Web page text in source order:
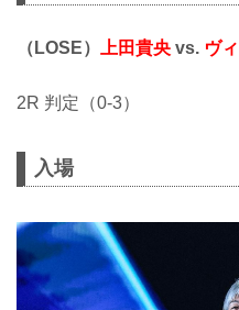
（LOSE） 上田貴央 vs. ヴ
2R 判定（0-3）
入場